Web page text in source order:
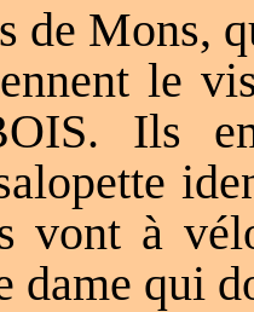
de Mons,
le
Ils
vont à
dame qui